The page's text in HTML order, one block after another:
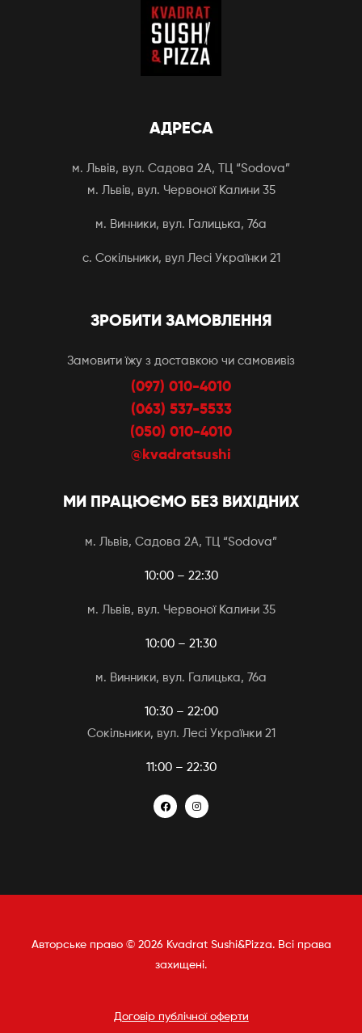
АДРЕСА
м. Львів, вул. Садова 2А, ТЦ “Sodova”
м. Львів, вул. Червоної Калини 35
м. Винники, вул. Галицька, 76а
с. Сокільники, вул Лесі Українки 21
ЗРОБИТИ ЗАМОВЛЕННЯ
Замовити їжу з доставкою чи самовивіз
(097) 010-4010
(063) 537-5533
(050) 010-4010
@kvadratsushi
МИ ПРАЦЮЄМО БЕЗ ВИХІДНИХ
м. Львів, Садова 2А, ТЦ “Sodova”
10:00 – 22:30
м. Львів, вул. Червоної Калини 35
10:00 – 21:30
м. Винники, вул. Галицька, 76а
10:30 – 22:00
Сокільники, вул. Лесі Українки 21
11:00 – 22:30
Авторське право © 2026 Kvadrat Sushi&Pizza. Всі права
захищені.
Договір публічної оферти